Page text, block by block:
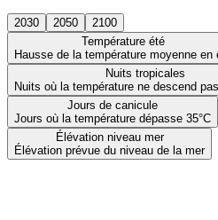
2030 2050
2100
Température été
Hausse de la température moyenne en
Nuits tropicales
Nuits où la température ne descend
Jours de canicule
Jours où la température dépasse 35°C
Élévation niveau mer
Élévation prévue du niveau de la mer